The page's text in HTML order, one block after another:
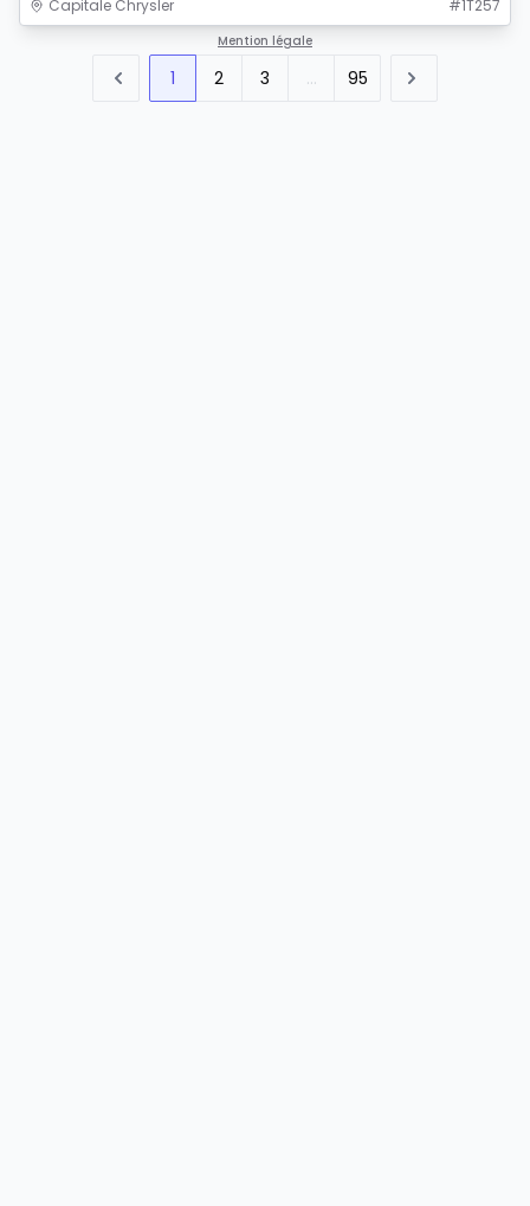
Capitale Chrysler #1T257
Mention légale
1 2 3 ... 95